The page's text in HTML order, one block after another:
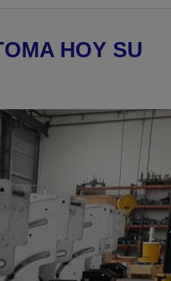
reversibles
HOY SU